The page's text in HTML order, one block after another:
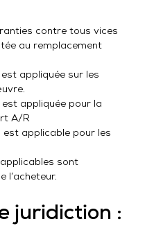
contre tous vices
au remplacement
appliquée sur les
appliquée pour la
A/R
est applicable pour les
sont
l’acheteur.
juridiction :